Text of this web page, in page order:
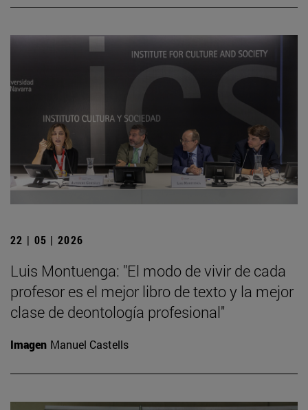
22 | 05 | 2026
Luis Montuenga: "El modo de vivir de cada
profesor es el mejor libro de texto y la mejor
clase de deontología profesional"
Imagen Manuel Castells